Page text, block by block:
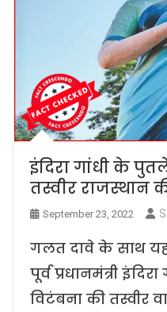
इंदिरा गांधी के
तस्वीर राजस्थान
September 23, 2022
गलत दावे के साथ यह
पूर्व प्रधानमंत्री
विटंबना की तस्वीर